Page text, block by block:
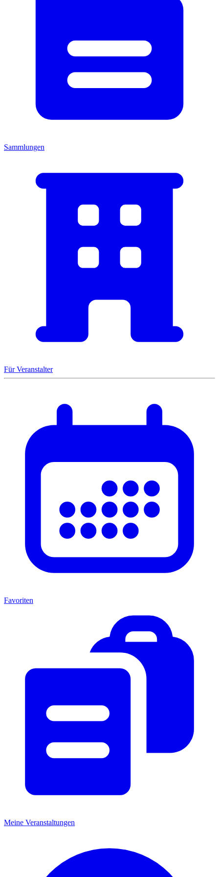
Sammlungen
Für Veranstalter
Favoriten
Meine Veranstaltungen